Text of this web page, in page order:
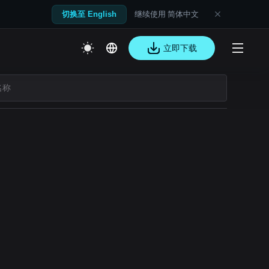
切换至 English 继续使用 简体中文
立即下载